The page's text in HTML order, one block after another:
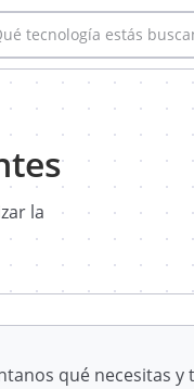
tecnología estás
la
qué necesitas